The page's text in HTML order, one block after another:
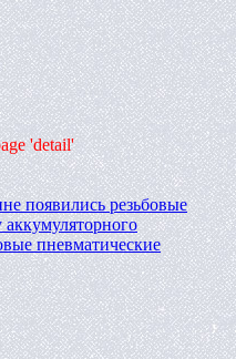
'detail'
появились резьбовые
пневматические